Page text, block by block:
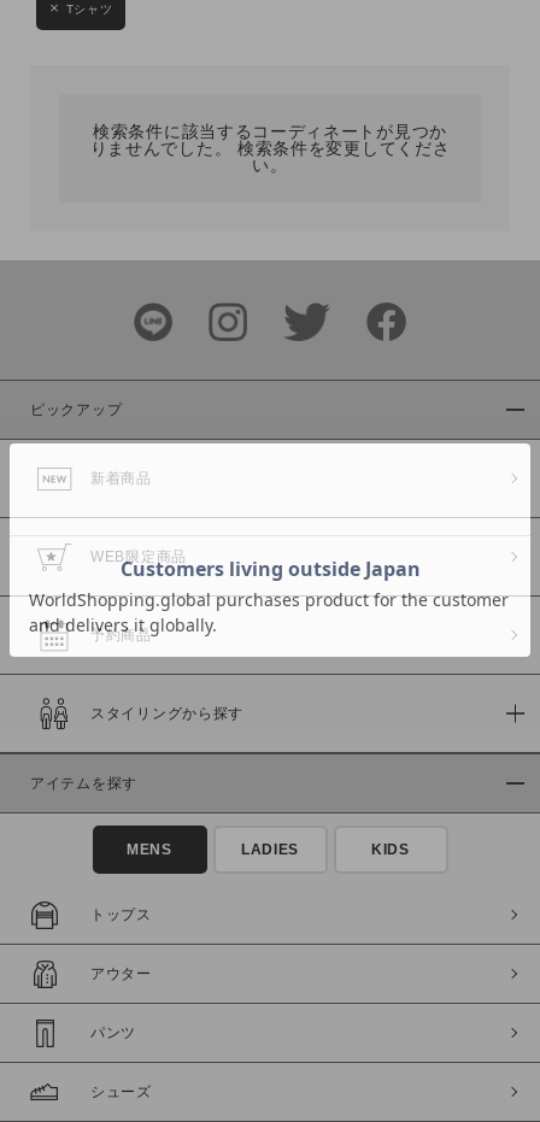
ブランド
カラー
商品タイプ
通常商品
セール価格
在庫
在庫あり
Tシャツ
検索条件に該当するコーディネートが見つか
りませんでした。 検索条件を変更してくださ
い。
ピックアップ
新着商品
WEB限定商品
予約商品
スタイリングから探す
アイテムを探す
MENS LADIES KIDS
トップス
アウター
パンツ
シューズ